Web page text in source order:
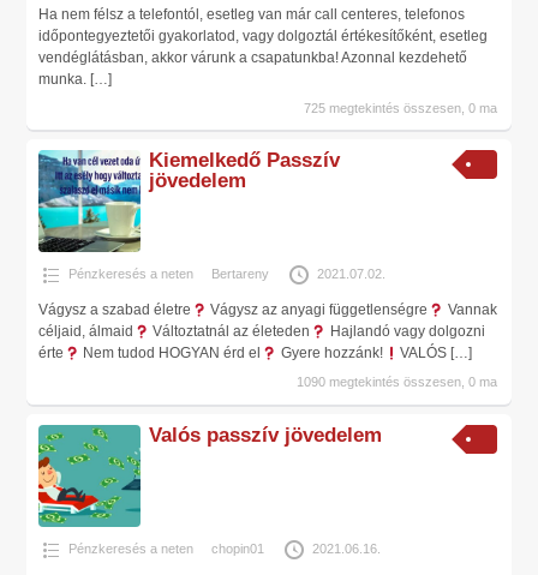
Ha nem félsz a telefontól, esetleg van már call centeres, telefonos
időpontegyeztetői gyakorlatod, vagy dolgoztál értékesítőként, esetleg
vendéglátásban, akkor várunk a csapatunkba! Azonnal kezdehető
munka. […]
725 megtekintés összesen, 0 ma
Kiemelkedő Passzív
jövedelem
Pénzkeresés a neten Bertareny 2021.07.02.
Vágysz a szabad életre Vágysz az anyagi függetlenségre
Vannak
céljaid, álmaid
Változtatnál az életeden
Hajlandó vagy dolgozni
érte
Nem tudod HOGYAN érd el Gyere hozzánk! VALÓS […]
1090 megtekintés összesen, 0 ma
Valós passzív jövedelem
Pénzkeresés a neten chopin01 2021.06.16.